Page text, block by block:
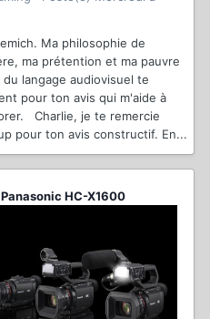
Ma philosophie de
ma prétention et ma pauvre
du langage audiovisuel te
pour ton avis qui m'aide à
Charlie, je te remercie
pour ton avis constructif. En...
HC-X1600